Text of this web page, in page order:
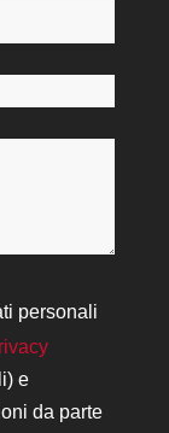
personali
e
da parte